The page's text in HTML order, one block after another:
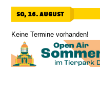
so, 16. august
Keine Termine vorhanden!